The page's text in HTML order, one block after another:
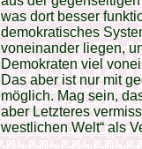
was dort besser
demokratisches
voneinander liegen,
Demokraten viel
Das aber ist nur mit
möglich. Mag sein,
aber Letzteres
westlichen Welt“ als